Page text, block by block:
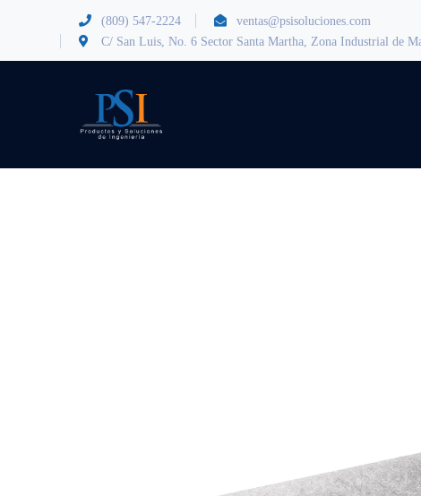
(809) 547-2224
ventas@psisoluciones.com
C/ San Luis, No. 6 Sector Santa Martha, Zona Industrial de